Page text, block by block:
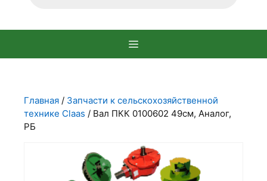
Главная / Запчасти к сельскохозяйственной
технике Claas / Вал ПКК 0100602 49см, Аналог,
РБ